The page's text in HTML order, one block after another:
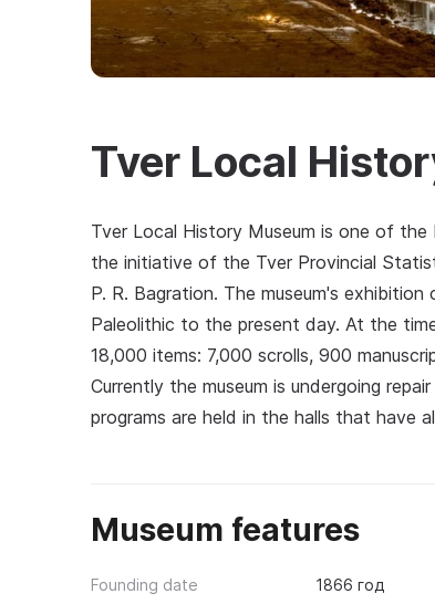
Tver Local
Tver Local History Museum is one of the
the initiative of the Tver Provincial
P. R. Bagration. The museum's
Paleolithic to the present day. At the
18,000 items: 7,000 scrolls, 900
Currently the museum is undergoing
programs are held in the halls that have
Museum features
Founding date 1866 год